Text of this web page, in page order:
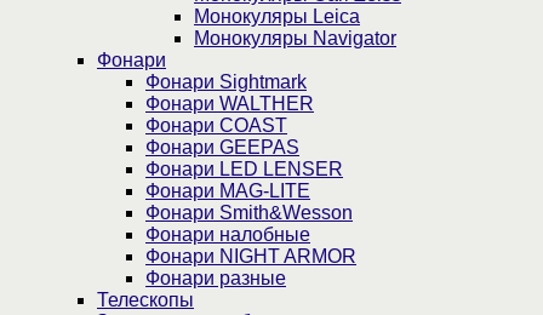
Монокуляры Leica
Монокуляры Navigator
Фонари
Фонари Sightmark
Фонари WALTHER
Фонари COAST
Фонари GEEPAS
Фонари LED LENSER
Фонари MAG-LITE
Фонари Smith&Wesson
Фонари налобные
Фонари NIGHT ARMOR
Фонари разные
Телескопы